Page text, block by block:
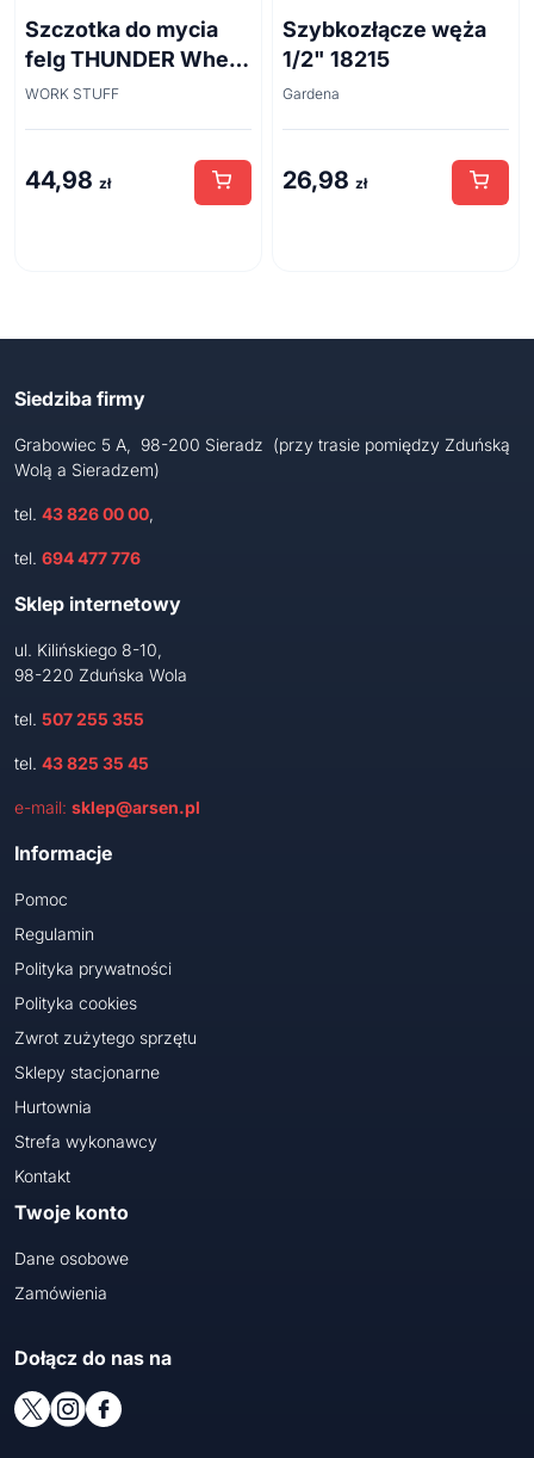
Szczotka do mycia
felg THUNDER Wheel
Brush 45cm
WORK STUFF
44,98 zł
Szybkozłącze węża
1/2" 18215
Gardena
26,98 zł
Siedziba firmy
Grabowiec 5 A, 98-200 Sieradz (przy trasie pomiędzy Zduńską
Wolą a Sieradzem)
tel. 43 826 00 00,
tel. 694 477 776
Sklep internetowy
ul. Kilińskiego 8-10,
98-220 Zduńska Wola
tel. 507 255 355
tel. 43 825 35 45
e-mail: sklep@arsen.pl
Informacje
Pomoc
Regulamin
Polityka prywatności
Polityka cookies
Zwrot zużytego sprzętu
Sklepy stacjonarne
Hurtownia
Strefa wykonawcy
Kontakt
Twoje konto
Dane osobowe
Zamówienia
Dołącz do nas na